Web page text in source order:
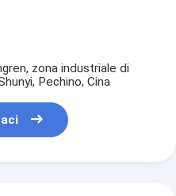
zona industriale di
Pechino, Cina